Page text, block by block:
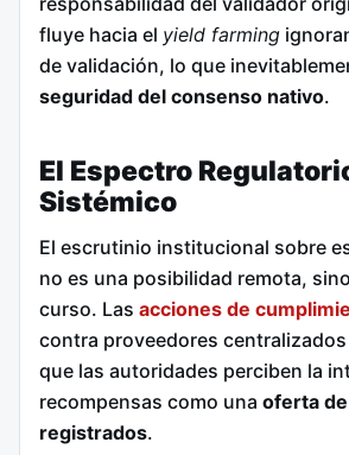
fluye hacia el yield farming
de validación, lo que
seguridad del consenso nativo.
El Espectro
Sistémico
El escrutinio institucional sobre
no es una posibilidad remota,
curso. Las acciones de
contra proveedores
que las autoridades perciben la
recompensas como una oferta
registrados.